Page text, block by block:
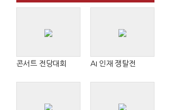
콘서트 전당대회 AI 인재 쟁탈전